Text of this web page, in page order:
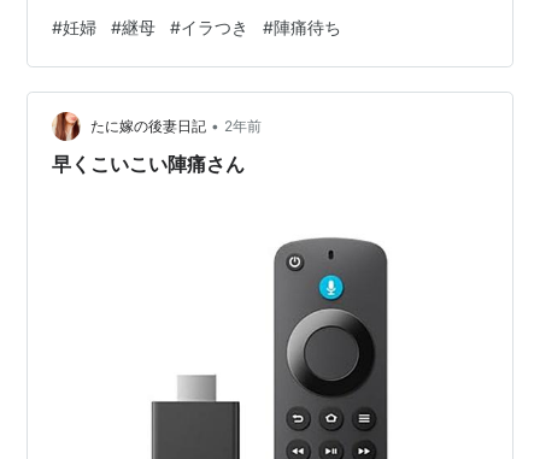
婦の私に完全なお休みはありません。 何でもかんでも妊
婦であることを盾にしたい訳ではありませんが、今の私
は1日中活動することが難しいです。 相手は小学1年生で
すが、自分の機嫌と都合でイラいて当たられることに黙
っていられる私ではありません。大人気ないと言われて
#妊婦 #継母 #イラつき #陣痛待ち
たに嫁の後妻日記 • 2年前
早くこいこい陣痛さん